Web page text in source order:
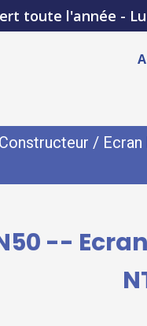
toute l'année -
Constructeur / Ecran
--